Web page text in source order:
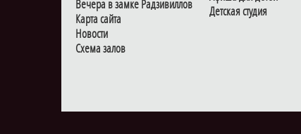
Вечера в замке Радзивиллов
Карта сайта
Новости
Схема залов
Детская студия